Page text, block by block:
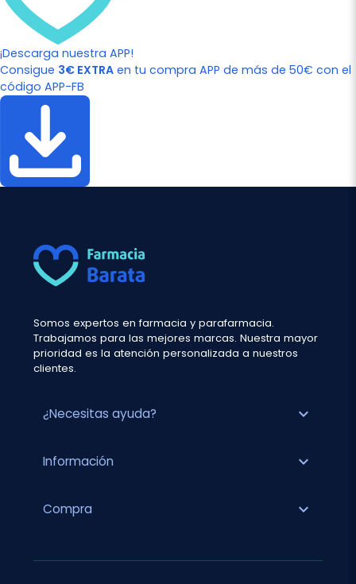
¡Descarga nuestra APP!
Consigue 3€ EXTRA en tu compra APP de más de 50€ con el
código APP-FB
Somos expertos en farmacia y parafarmacia.
Trabajamos para las mejores marcas. Nuestra mayor
prioridad es la atención personalizada a nuestros
clientes.
¿Necesitas ayuda? expand_more
Información expand_more
Compra expand_more